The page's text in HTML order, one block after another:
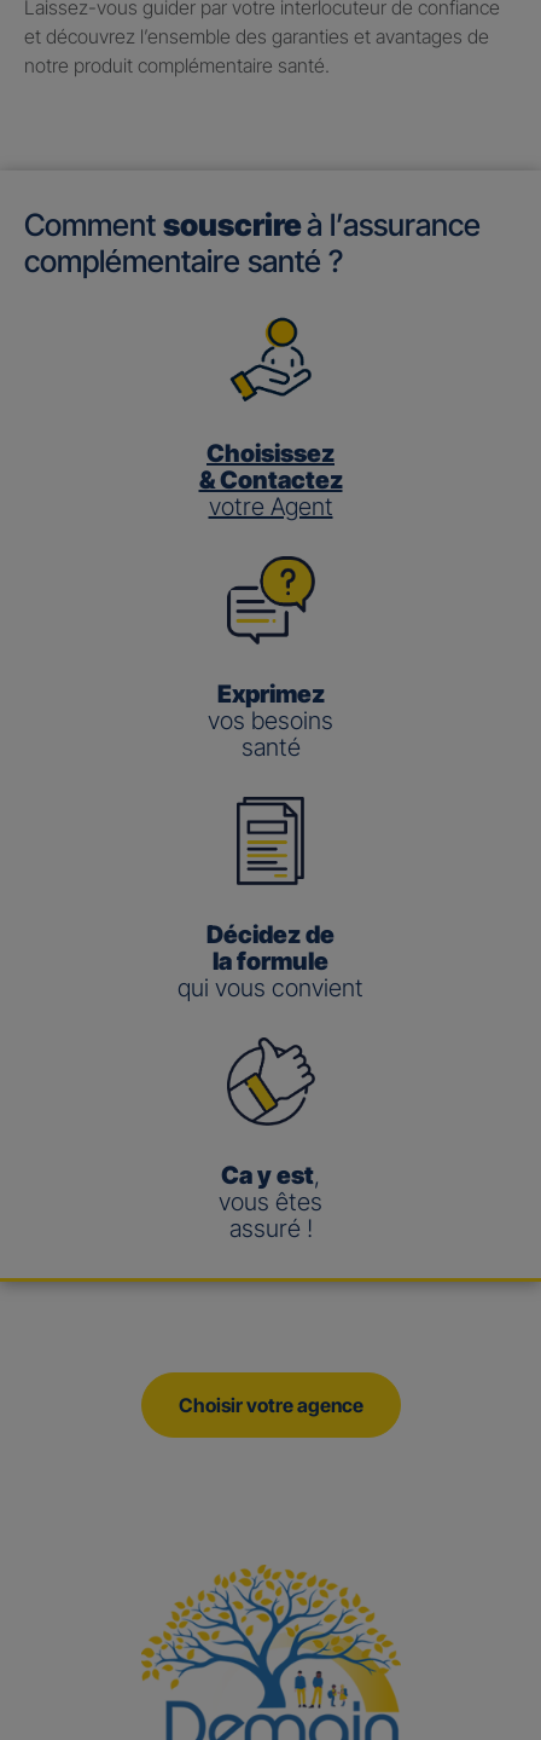
Laissez-vous guider par votre interlocuteur de confiance
et découvrez l’ensemble des garanties et avantages de
notre produit complémentaire santé.
Comment souscrireà l’assurance
complémentaire santé ?
Choisissez
& Contactez
votre Agent
Exprimez
vos besoins
santé
Décidez de
la formule
qui vous convient
Ca y est,
vous êtes
assuré !
Choisir votre agence